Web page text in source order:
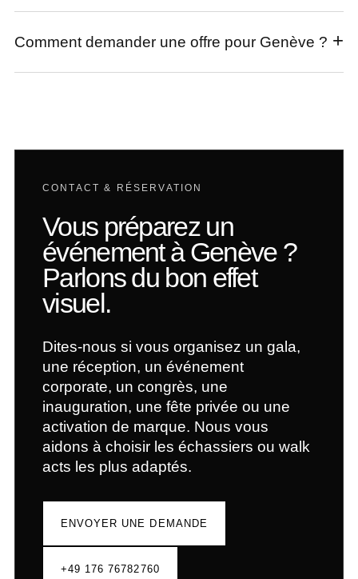
Comment demander une offre pour Genève ?
CONTACT & RÉSERVATION
Vous préparez un
événement à Genève ?
Parlons du bon effet
visuel.
Dites-nous si vous organisez un gala,
une réception, un événement
corporate, un congrès, une
inauguration, une fête privée ou une
activation de marque. Nous vous
aidons à choisir les échassiers ou walk
acts les plus adaptés.
ENVOYER UNE DEMANDE
+49 176 76782760